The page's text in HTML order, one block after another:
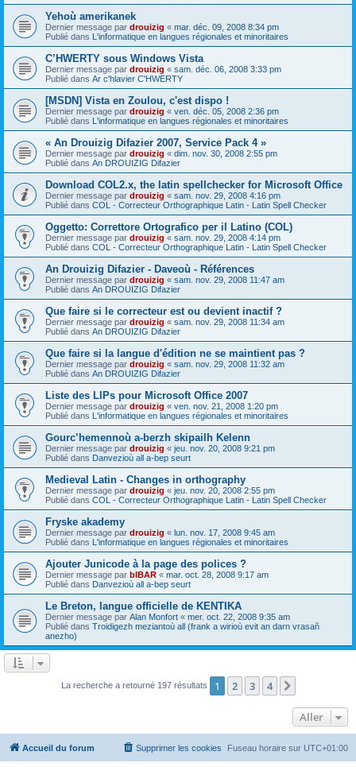
Yehoù amerikanek
Dernier message par drouizig « mar. déc. 09, 2008 8:34 pm
Publié dans L'informatique en langues régionales et minoritaires
C’HWERTY sous Windows Vista
Dernier message par drouizig « sam. déc. 06, 2008 3:33 pm
Publié dans Ar c'hlavier C'HWERTY
[MSDN] Vista en Zoulou, c'est dispo !
Dernier message par drouizig « ven. déc. 05, 2008 2:36 pm
Publié dans L'informatique en langues régionales et minoritaires
« An Drouizig Difazier 2007, Service Pack 4 »
Dernier message par drouizig « dim. nov. 30, 2008 2:55 pm
Publié dans An DROUIZIG Difazier
Download COL2.x, the latin spellchecker for Microsoft Office
Dernier message par drouizig « sam. nov. 29, 2008 4:16 pm
Publié dans COL - Correcteur Orthographique Latin - Latin Spell Checker
Oggetto: Correttore Ortografico per il Latino (COL)
Dernier message par drouizig « sam. nov. 29, 2008 4:14 pm
Publié dans COL - Correcteur Orthographique Latin - Latin Spell Checker
An Drouizig Difazier - Daveoù - Références
Dernier message par drouizig « sam. nov. 29, 2008 11:47 am
Publié dans An DROUIZIG Difazier
Que faire si le correcteur est ou devient inactif ?
Dernier message par drouizig « sam. nov. 29, 2008 11:34 am
Publié dans An DROUIZIG Difazier
Que faire si la langue d'édition ne se maintient pas ?
Dernier message par drouizig « sam. nov. 29, 2008 11:32 am
Publié dans An DROUIZIG Difazier
Liste des LIPs pour Microsoft Office 2007
Dernier message par drouizig « ven. nov. 21, 2008 1:20 pm
Publié dans L'informatique en langues régionales et minoritaires
Gourc’hemennoù a-berzh skipailh Kelenn
Dernier message par drouizig « jeu. nov. 20, 2008 9:21 pm
Publié dans Danvezioù all a-bep seurt
Medieval Latin - Changes in orthography
Dernier message par drouizig « jeu. nov. 20, 2008 2:55 pm
Publié dans COL - Correcteur Orthographique Latin - Latin Spell Checker
Fryske akademy
Dernier message par drouizig « lun. nov. 17, 2008 9:45 am
Publié dans L'informatique en langues régionales et minoritaires
Ajouter Junicode à la page des polices ?
Dernier message par bIBAR « mar. oct. 28, 2008 9:17 am
Publié dans Danvezioù all a-bep seurt
Le Breton, langue officielle de KENTIKA
Dernier message par Alan Monfort « mer. oct. 22, 2008 9:35 am
Publié dans Troidigezh meziantoù all (frank a wirioù evit an darn vrasañ
anezho)
La recherche a retourné 197 résultats 1 2 3 4
Aller
Accueil du forum Fuseau horaire sur UTC+01:00
Supprimer les cookies